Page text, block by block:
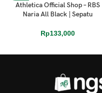
Athletica Official Shop – RBS
Naria All Black | Sepatu
Rp133,000